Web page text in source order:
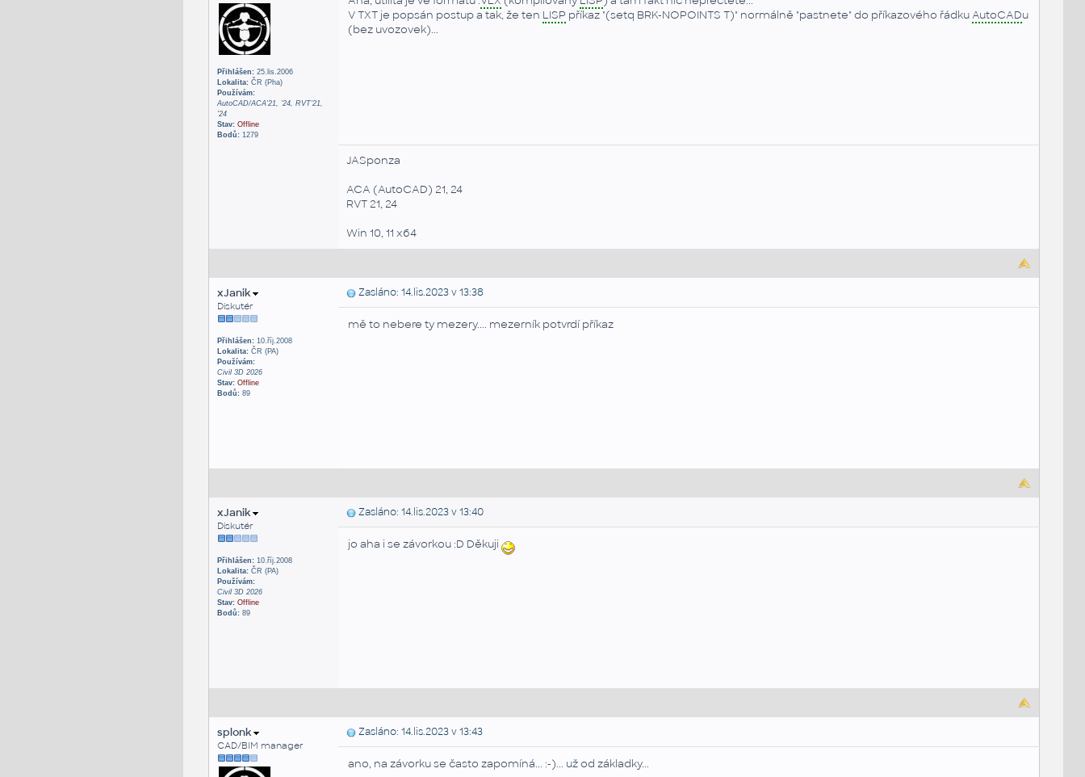
Přihlášen:25.lis.2006
Lokalita:ČR (Pha)
Používám:
AutoCAD/ACA'21, '24, RVT'21,
'24
Stav: Offline
Bodů:1279
V TXT je popsán postup a tak, že ten LISP příkaz "(setq BRK-NOPOINTS T)" normálně "pastnete" do příkazového řádkuAutoCADu
(bez uvozovek)...
JASponza
ACA (AutoCAD) 21, 24
RVT 21, 24
Win 10, 11 x64
xJanik
Diskutér
Přihlášen:10.říj.2008
Lokalita:ČR (PA)
Používám:
Civil 3D 2026
Stav: Offline
Bodů:89
Zasláno: 14.lis.2023 v 13:38
mě to nebere ty mezery.... mezerník potvrdí příkaz
xJanik
Diskutér
Přihlášen:10.říj.2008
Lokalita:ČR (PA)
Používám:
Civil 3D 2026
Stav: Offline
Bodů:89
Zasláno: 14.lis.2023 v 13:40
jo aha i se závorkou :D Děkuji
splonk
CAD/BIM manager
Zasláno: 14.lis.2023 v 13:43
ano, na závorku se často zapomíná... :-)... už od základky...